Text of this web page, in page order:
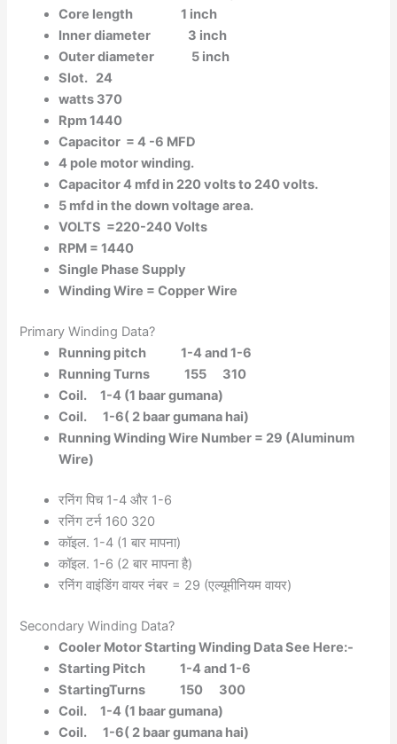
Core length 1 inch
Inner diameter 3 inch
Outer diameter 5 inch
Slot. 24
watts 370
Rpm 1440
Capacitor = 4 -6 MFD
4 pole motor winding.
Capacitor 4 mfd in 220 volts to 240 volts.
5 mfd in the down voltage area.
VOLTS =220-240 Volts
RPM = 1440
Single Phase Supply
Winding Wire = Copper Wire
Primary Winding Data?
Running pitch 1-4 and 1-6
Running Turns 155 310
Coil. 1-4 (1 baar gumana)
Coil. 1-6( 2 baar gumana hai)
Running Winding Wire Number = 29 (Aluminum
Wire)
रनिंग पिच 1-4 और 1-6
रनिंग टर्न 160 320
कॉइल. 1-4 (1 बार मापना)
कॉइल. 1-6 (2 बार मापना है)
रनिंग वाइंडिंग वायर नंबर = 29 (एल्यूमीनियम वायर)
Secondary Winding Data?
Cooler Motor Starting Winding Data See Here:-
Starting Pitch 1-4 and 1-6
StartingTurns 150 300
Coil. 1-4 (1 baar gumana)
Coil. 1-6( 2 baar gumana hai)